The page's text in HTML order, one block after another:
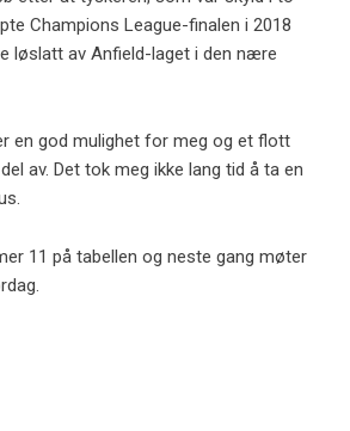
Champions League-finalen i 2018
løslatt av Anfield-laget i den nære
en god mulighet for meg og et flott
av. Det tok meg ikke lang tid å ta en
11 på tabellen og neste gang møter